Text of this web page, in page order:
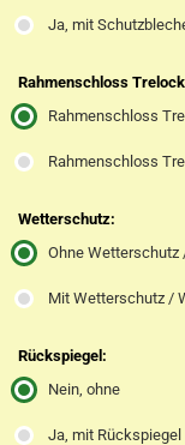
Ja, mit
Rahmenschloss
Rahmenschloss
Rahmenschloss
Wetterschutz:
Ohne Wetterschutz
Mit Wetterschutz /
Rückspiegel:
Nein, ohne
Ja, mit